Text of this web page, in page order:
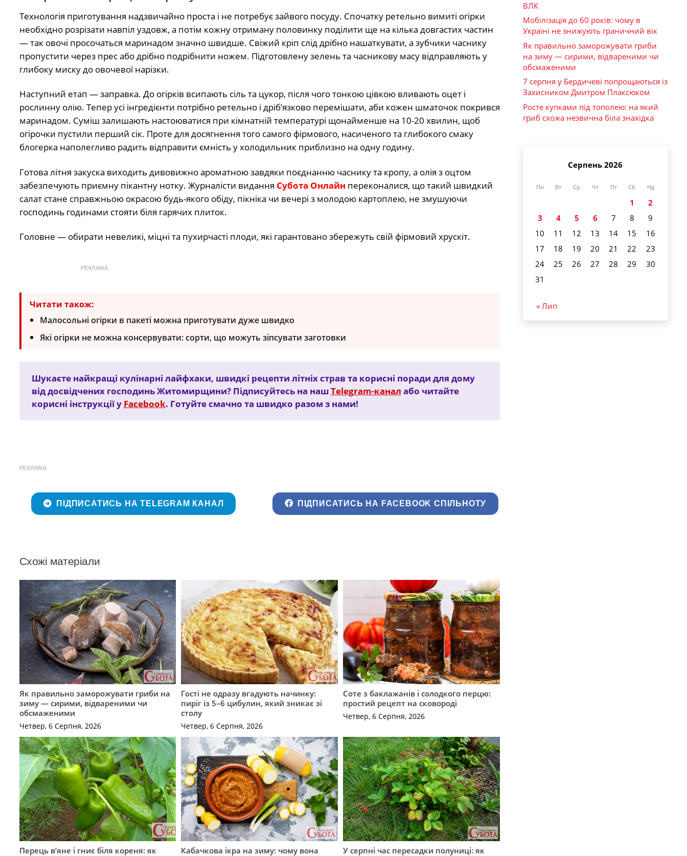
Технологія приготування надзвичайно проста і не потребує зайвого посуду. Спочатку ретельно вимиті огірки
необхідно розрізати навпіл уздовж, а потім кожну отриману половинку поділити ще на кілька довгастих частин
— так овочі просочаться маринадом значно швидше. Свіжий кріп слід дрібно нашаткувати, а зубчики часнику
пропустити через прес або дрібно подрібнити ножем. Підготовлену зелень та часникову масу відправляють у
глибоку миску до овочевої нарізки.
Наступний етап — заправка. До огірків всипають сіль та цукор, після чого тонкою цівкою вливають оцет і
рослинну олію. Тепер усі інгредієнти потрібно ретельно і дріб’язково перемішати, аби кожен шматочок покрився
маринадом. Суміш залишають настоюватися при кімнатній температурі щонайменше на 10-20 хвилин, щоб
огірочки пустили перший сік. Проте для досягнення того самого фірмового, насиченого та глибокого смаку
блогерка наполегливо радить відправити ємність у холодильник приблизно на одну годину.
Готова літня закуска виходить дивовижно ароматною завдяки поєднанню часнику та кропу, а олія з оцтом
забезпечують приємну пікантну нотку. Журналісти видання Субота Онлайн переконалися, що такий швидкий
салат стане справжньою окрасою будь-якого обіду, пікніка чи вечері з молодою картоплею, не змушуючи
господинь годинами стояти біля гарячих плиток.
Головне — обирати невеликі, міцні та пухирчасті плоди, які гарантовано збережуть свій фірмовий хрускіт.
РЕКЛАМА
Читати також:
Малосольні огірки в пакеті можна приготувати дуже швидко
Які огірки не можна консервувати: сорти, що можуть зіпсувати заготовки
Шукаєте найкращі кулінарні лайфхаки, швидкі рецепти літніх страв та корисні поради для дому
від досвідчених господинь Житомирщини? Підписуйтесь на нашTelegram-канал або читайте
корисні інструкції у Facebook. Готуйте смачно та швидко разом з нами!
РЕКЛАМА
ПІДПИСАТИСЬ НА TELEGRAM КАНАЛ ПІДПИСАТИСЬ НА FACEBOOK СПІЛЬНОТУ
Схожі матеріали
Як правильно заморожувати гриби на
зиму — сирими, відвареними чи
обсмаженими
Четвер, 6 Серпня, 2026
Гості не одразу вгадують начинку:
пиріг із 5–6 цибулин, який зникає зі
столу
Четвер, 6 Серпня, 2026
Соте з баклажанів і солодкого перцю:
простий рецепт на сковороді
Четвер, 6 Серпня, 2026
Перець в’яне і гниє біля кореня: як
Кабачкова ікра на зиму: чому вона
У серпні час пересадки полуниці: як
ВЛК
Мобілізація до 60 років: чому в
Україні не знижують граничний вік
Як правильно заморожувати гриби
на зиму — сирими, відвареними чи
обсмаженими
7 серпня у Бердичеві попрощаються із
Захисником Дмитром Плаксюком
Росте купками під тополею: на який
гриб схожа незвична біла знахідка
Серпень 2026
Пн Вт Ср Чт Пт Сб Нд
1
2
3
4 5 6 7 8
9
10
11 12 13 14 15
16
17
18 19 20 21 22
23
24
25 26 27 28 29
30
31
« Лип